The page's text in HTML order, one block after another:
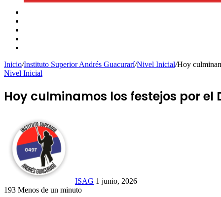
Inicio/Instituto Superior Andrés Guacurarí/Nivel Inicial/Hoy
Nivel Inicial
Hoy culminamos los festejos por
ISAG 1 junio, 2026
193 Menos de un minuto